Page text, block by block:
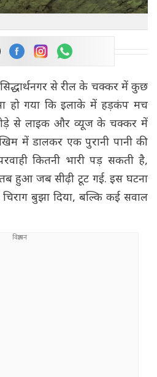
सिद्धार्थनगर से रील के चक्कर में कुछ
हो गया कि इलाके में हड़कंप मच
से लाइक और व्यूज के चक्कर में
में डालकर एक पुरानी पानी की
कितनी भारी पड़ सकती है,
हुआ जब सीढ़ी टूट गई. इस घटना
बुझा दिया, बल्कि कई सवाल